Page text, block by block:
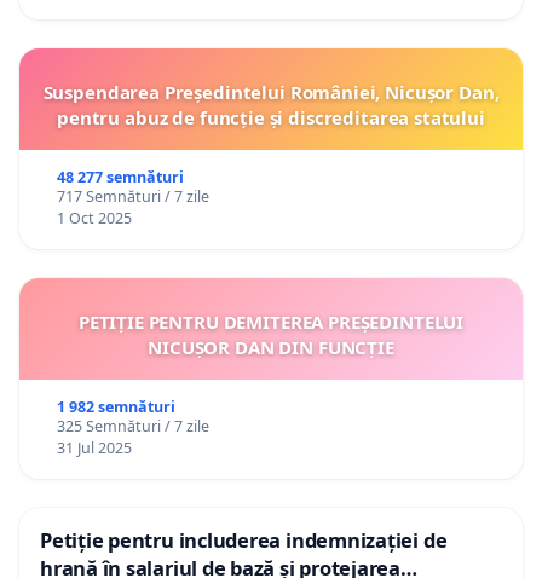
Suspendarea Președintelui României, Nicușor Dan,
pentru abuz de funcție și discreditarea statului
48 277 semnături
717 Semnături / 7 zile
1 Oct 2025
PETIȚIE PENTRU DEMITEREA PREȘEDINTELUI
NICUȘOR DAN DIN FUNCȚIE
1 982 semnături
325 Semnături / 7 zile
31 Jul 2025
Petiție pentru includerea indemnizației de
hrană în salariul de bază și protejarea